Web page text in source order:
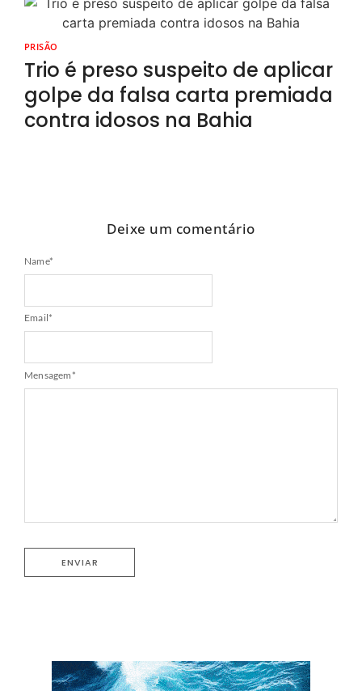
PRISÃO
Trio é preso suspeito de aplicar
golpe da falsa carta premiada
contra idosos na Bahia
Deixe um comentário
Name*
Email*